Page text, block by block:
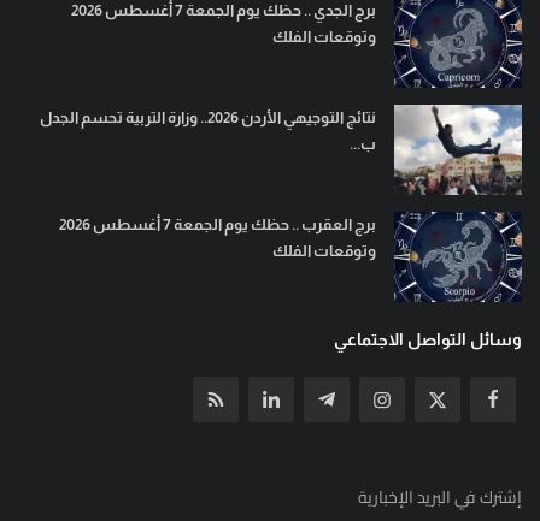
برج الجدي .. حظك يوم الجمعة 7 أغسطس 2026
وتوقعات الفلك
نتائج التوجيهي الأردن 2026.. وزارة التربية تحسم الجدل
ب...
برج العقرب .. حظك يوم الجمعة 7 أغسطس 2026
وتوقعات الفلك
وسائل التواصل الاجتماعي
إشترك في البريد الإخبارية